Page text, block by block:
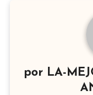
por LA-